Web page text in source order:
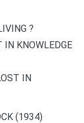
?
IN KNOWLEDGE
IN
(1934)